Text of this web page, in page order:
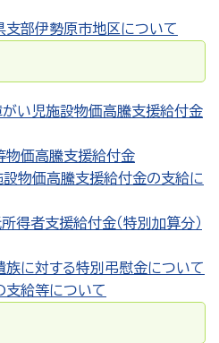
支部伊勢原市地区について
い児施設物価高騰支援給付金
物価高騰支援給付金
物価高騰支援給付金の支給に
所得者支援給付金（特別加算分）
に対する特別弔慰金について
支給等について